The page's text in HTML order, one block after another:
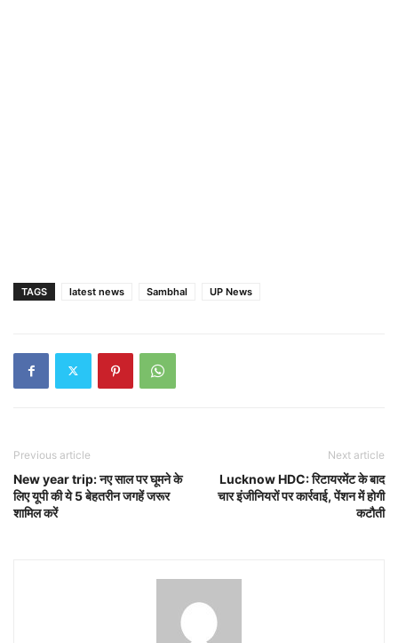
TAGS latest news Sambhal UP News
Previous article
New year trip: नए साल पर घूमने के
लिए यूपी की ये 5 बेहतरीन जगहें जरूर
शामिल करें
Next article
Lucknow HDC: रिटायरमेंट के बाद
चार इंजीनियरों पर कार्रवाई, पेंशन में होगी
कटौती